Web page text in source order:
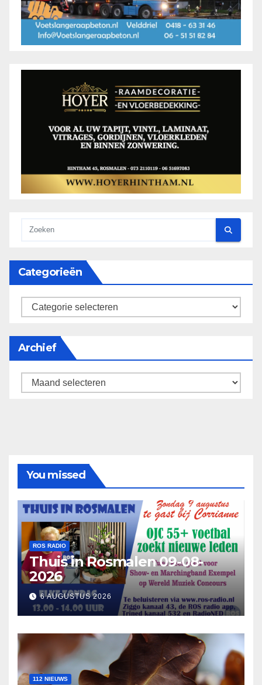
Categorieën
categorieën
Archief
Archief
You missed
ROS RADIO
Thuis in Rosmalen 09-08-
2026
6 AUGUSTUS 2026
112 NIEUWS